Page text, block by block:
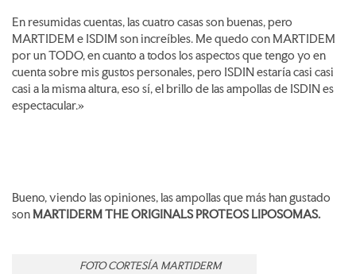
En resumidas cuentas, las cuatro casas son buenas, pero
MARTIDEM e ISDIM son increíbles. Me quedo con MARTIDEM
por un TODO, en cuanto a todos los aspectos que tengo yo en
cuenta sobre mis gustos personales, pero ISDIN estaría casi casi
casi a la misma altura, eso sí, el brillo de las ampollas de ISDIN es
espectacular.»
Bueno, viendo las opiniones, las ampollas que más han gustado
son MARTIDERM THE ORIGINALS PROTEOS LIPOSOMAS.
FOTO CORTESÍA MARTIDERM